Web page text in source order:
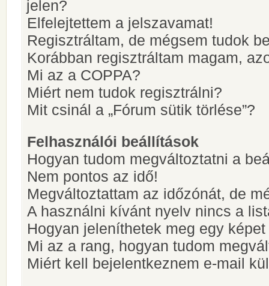
jelen?
Elfelejtettem a jelszavamat!
Regisztráltam, de mégsem tudok
Korábban regisztráltam magam,
Mi az a COPPA?
Miért nem tudok regisztrálni?
Mit csinál a „Fórum sütik törlése”?
Felhasználói beállítások
Hogyan tudom megváltoztatni a
Nem pontos az idő!
Megváltoztattam az időzónát, de
A használni kívánt nyelv nincs a
Hogyan jeleníthetek meg egy
Mi az a rang, hogyan tudom
Miért kell bejelentkeznem e-mail